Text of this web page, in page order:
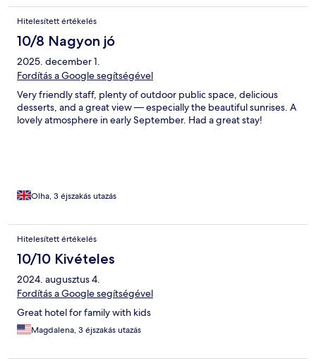
Hitelesített értékelés
10/8 Nagyon jó
2025. december 1.
Fordítás a Google segítségével
Very friendly staff, plenty of outdoor public space, delicious
desserts, and a great view — especially the beautiful sunrises. A
lovely atmosphere in early September. Had a great stay!
Olha, 3 éjszakás utazás
Hitelesített értékelés
10/10 Kivételes
2024. augusztus 4.
Fordítás a Google segítségével
Great hotel for family with kids
Magdalena, 3 éjszakás utazás